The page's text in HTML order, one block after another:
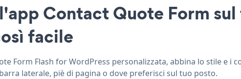
Contact Quote Form
facile
Form Flash for WordPress personalizzata, abbina lo stile e
laterale, piè di pagina o dove preferisci sul tuo posto.